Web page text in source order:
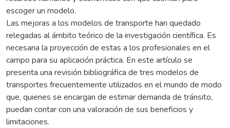
escoger un modelo.
Las mejoras a los modelos de transporte han quedado
relegadas al ámbito teórico de la investigación científica. Es
necesaria la proyección de estas a los profesionales en el
campo para su aplicación práctica. En este artículo se
presenta una revisión bibliográfica de tres modelos de
transportes frecuentemente utilizados en el mundo de modo
que, quienes se encargan de estimar demanda de tránsito,
puedan contar con una valoración de sus beneficios y
limitaciones.